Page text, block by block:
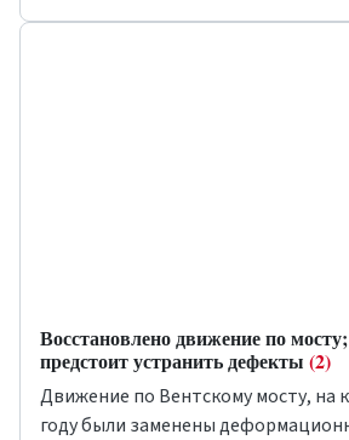
Восстановлено движение по
предстоит устранить дефекты (2)
Движение по Вентскому мосту, на
году были заменены